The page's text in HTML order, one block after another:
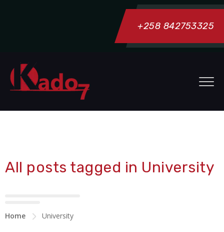
+258 842753325
All posts tagged in University
Home University